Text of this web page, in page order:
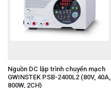
Nguồn DC lập trình chuyển mạch
GWINSTEK PSB-2400L2 (80V, 40A,
800W, 2CH)